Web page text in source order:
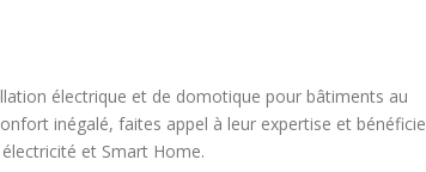
électrique et de domotique pour bâtiments au
inégalé, faites appel à leur expertise et
et Smart Home.